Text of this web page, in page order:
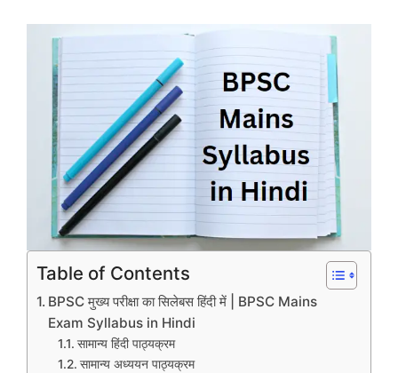
Table of Contents
BPSC मुख्य परीक्षा का सिलेबस हिंदी में | BPSC Mains
Exam Syllabus in Hindi
सामान्य हिंदी पाठ्यक्रम
सामान्य अध्ययन पाठ्यक्रम